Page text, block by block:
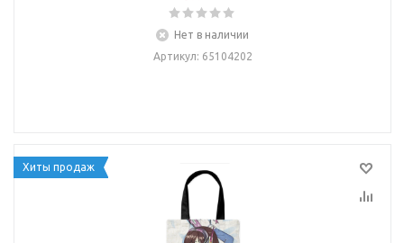
Нет в наличии
Артикул: 65104202
Хиты продаж